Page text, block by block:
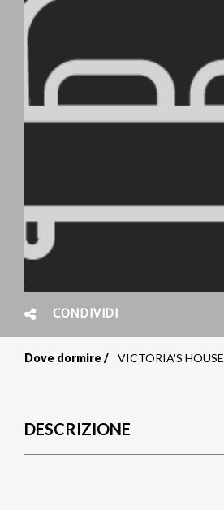
CONDIVIDI
pane
Dove dormire VICTORIA'S HOUSE
DESCRIZIONE